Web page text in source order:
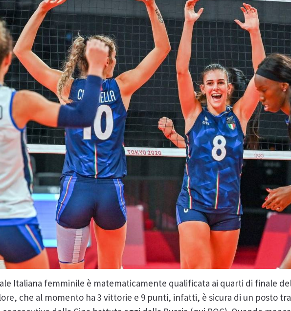
Italiana femminile è matematicamente qualificata ai quarti di finale
che al momento ha 3 vittorie e 9 punti, infatti, è sicura di un posto